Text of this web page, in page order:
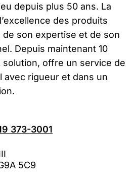
depuis plus 50 ans. La
des produits
de son expertise et de son
Depuis maintenant 10
solution, offre un service de
avec rigueur et dans un
373-3001
5C9